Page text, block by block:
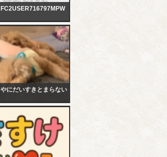
FC2USER716797MPW
やにだいすきとまらない